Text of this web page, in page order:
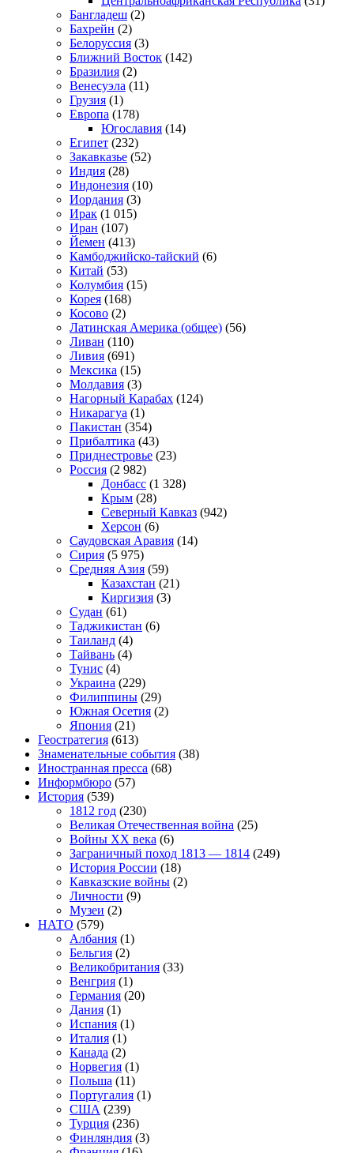
Бангладеш (2)
Бахрейн (2)
Белоруссия (3)
Ближний Восток (142)
Бразилия (2)
Венесуэла (11)
Грузия (1)
Европа (178)
Югославия (14)
Египет (232)
Закавказье (52)
Индия (28)
Индонезия (10)
Иордания (3)
Ирак (1 015)
Иран (107)
Йемен (413)
Камбоджийско-тайский (6)
Китай (53)
Колумбия (15)
Корея (168)
Косово (2)
Латинская Америка (общее) (56)
Ливан (110)
Ливия (691)
Мексика (15)
Молдавия (3)
Нагорный Карабах (124)
Никарагуа (1)
Пакистан (354)
Прибалтика (43)
Приднестровье (23)
Россия (2 982)
Донбасс (1 328)
Крым (28)
Северный Кавказ (942)
Херсон (6)
Саудовская Аравия (14)
Сирия (5 975)
Средняя Азия (59)
Казахстан (21)
Киргизия (3)
Судан (61)
Таджикистан (6)
Таиланд (4)
Тайвань (4)
Тунис (4)
Украина (229)
Филиппины (29)
Южная Осетия (2)
Япония (21)
Геостратегия (613)
Знаменательные события (38)
Иностранная пресса (68)
Информбюро (57)
История (539)
1812 год (230)
Великая Отечественная война (25)
Войны XX века (6)
Заграничный поход 1813 — 1814 (249)
История России (18)
Кавказские войны (2)
Личности (9)
Музеи (2)
НАТО (579)
Албания (1)
Бельгия (2)
Великобритания (33)
Венгрия (1)
Германия (20)
Дания (1)
Испания (1)
Италия (1)
Канада (2)
Норвегия (1)
Польша (11)
Португалия (1)
США (239)
Турция (236)
Финляндия (3)